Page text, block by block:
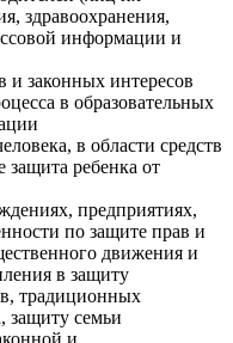
здравоохранения,
информации и
и законных интересов
в образовательных
в области средств
ребенка от
предприятиях,
по защите прав и
движения и
в защиту
традиционных
защиту семьи
и